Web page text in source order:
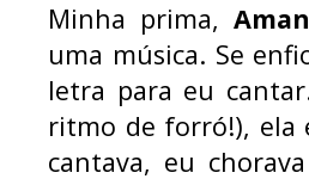
Minha prima,
uma música. Se
letra para eu
ritmo de forró!),
cantava, eu